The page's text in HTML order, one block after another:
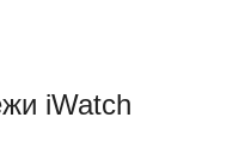
iWatch